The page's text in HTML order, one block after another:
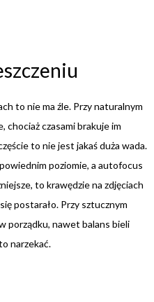
to nie ma źle. Przy naturalnym
chociaż czasami brakuje im
to nie jest jakaś duża wada.
poziomie, a autofocus
to krawędzie na zdjęciach
postarało. Przy sztucznym
porządku, nawet balans bieli
narzekać.